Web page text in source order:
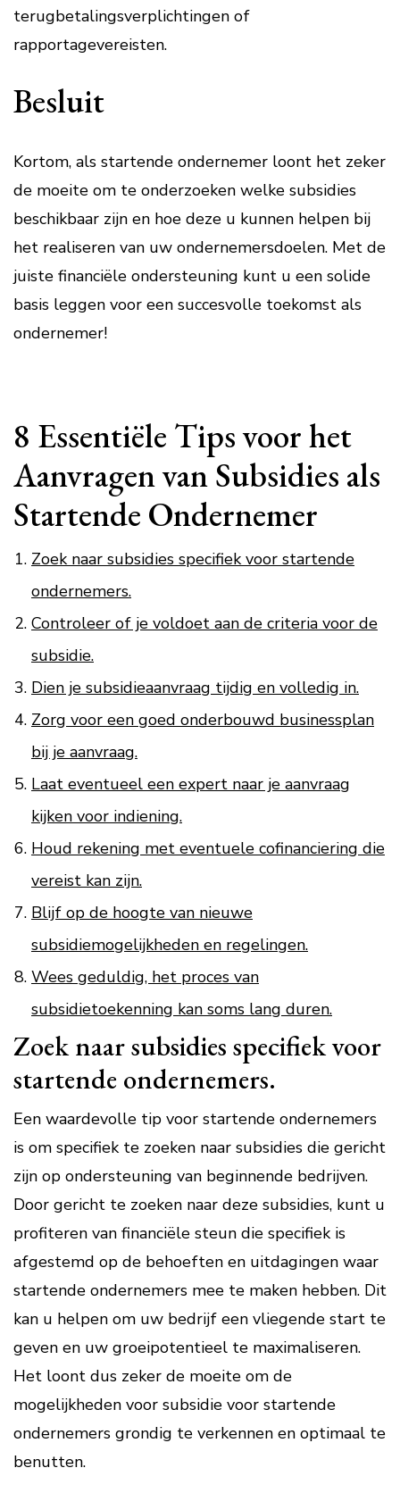
terugbetalingsverplichtingen of
rapportagevereisten.
Besluit
Kortom, als startende ondernemer loont het zeker
de moeite om te onderzoeken welke subsidies
beschikbaar zijn en hoe deze u kunnen helpen bij
het realiseren van uw ondernemersdoelen. Met de
juiste financiële ondersteuning kunt u een solide
basis leggen voor een succesvolle toekomst als
ondernemer!
8 Essentiële Tips voor het
Aanvragen van Subsidies als
Startende Ondernemer
Zoek naar subsidies specifiek voor startende
ondernemers.
Controleer of je voldoet aan de criteria voor de
subsidie.
Dien je subsidieaanvraag tijdig en volledig in.
Zorg voor een goed onderbouwd businessplan
bij je aanvraag.
Laat eventueel een expert naar je aanvraag
kijken voor indiening.
Houd rekening met eventuele cofinanciering die
vereist kan zijn.
Blijf op de hoogte van nieuwe
subsidiemogelijkheden en regelingen.
Wees geduldig, het proces van
subsidietoekenning kan soms lang duren.
Zoek naar subsidies specifiek voor
startende ondernemers.
Een waardevolle tip voor startende ondernemers
is om specifiek te zoeken naar subsidies die gericht
zijn op ondersteuning van beginnende bedrijven.
Door gericht te zoeken naar deze subsidies, kunt u
profiteren van financiële steun die specifiek is
afgestemd op de behoeften en uitdagingen waar
startende ondernemers mee te maken hebben. Dit
kan u helpen om uw bedrijf een vliegende start te
geven en uw groeipotentieel te maximaliseren.
Het loont dus zeker de moeite om de
mogelijkheden voor subsidie voor startende
ondernemers grondig te verkennen en optimaal te
benutten.